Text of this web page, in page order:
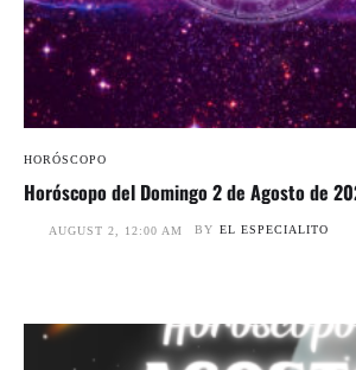
HORÓSCOPO
Horóscopo del Domingo 2 de Agosto de
AUGUST 2, 12:00 AM BY EL ESPECIALITO